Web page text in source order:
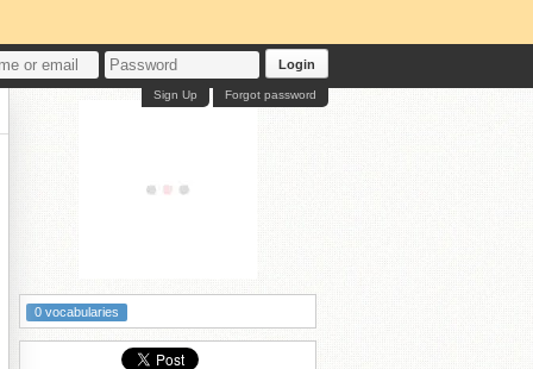
Login
Forgot password
Sign Up
0 vocabularies